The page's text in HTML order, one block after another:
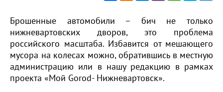
Брошенные автомобили – бич не только
нижневартовских дворов, это проблема
российского масштаба. Избавится от мешающего
мусора на колесах можно, обратившись в местную
администрацию или в нашу редакцию в рамках
проекта «Мой Gorod- Нижневартовск».